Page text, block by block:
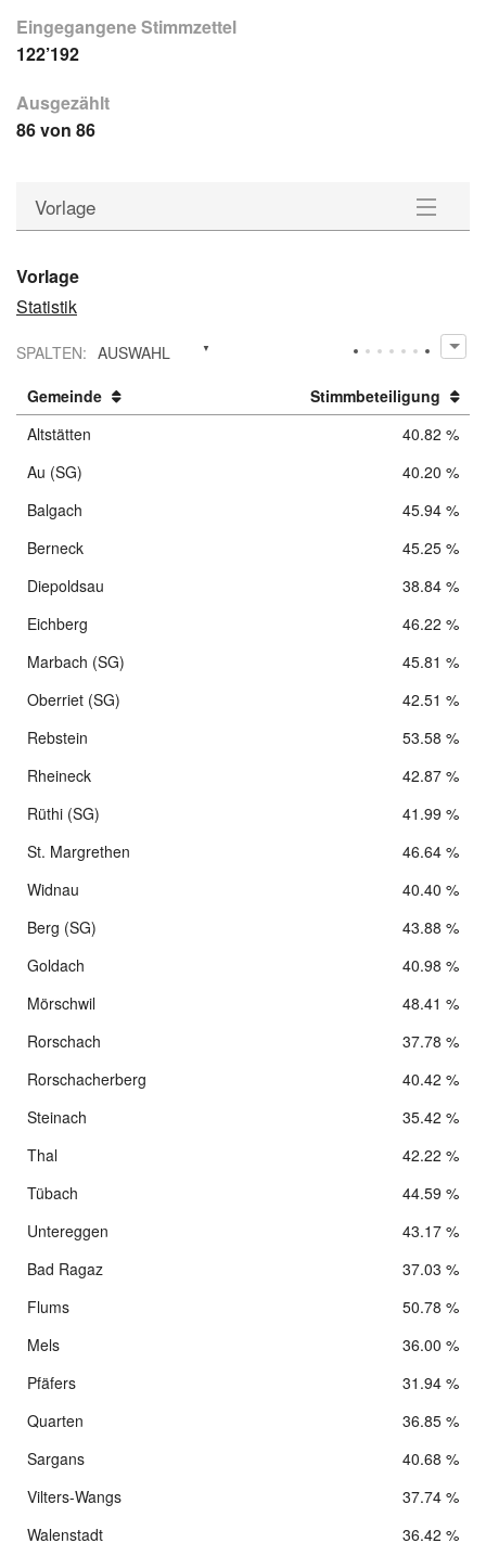
Eingegangene Stimmzettel
122’192
Ausgezählt
86 von 86
Vorlage
Gegenentwurf
Stichfrage
Downloads
Vorlage
Statistik
SPALTEN: AUSWAHL
Gemeinde
Stimmbeteiligung
Altstätten
40.82 %
Au (SG)
40.20 %
Balgach
45.94 %
Berneck
45.25 %
Diepoldsau
38.84 %
Eichberg
46.22 %
Marbach (SG)
45.81 %
Oberriet (SG)
42.51 %
Rebstein
53.58 %
Rheineck
42.87 %
Rüthi (SG)
41.99 %
St. Margrethen
46.64 %
Widnau
40.40 %
Berg (SG)
43.88 %
Goldach
40.98 %
Mörschwil
48.41 %
Rorschach
37.78 %
Rorschacherberg
40.42 %
Steinach
35.42 %
Thal
42.22 %
Tübach
44.59 %
Untereggen
43.17 %
Bad Ragaz
37.03 %
Flums
50.78 %
Mels
36.00 %
Pfäfers
31.94 %
Quarten
36.85 %
Sargans
40.68 %
Vilters-Wangs
37.74 %
Walenstadt
36.42 %